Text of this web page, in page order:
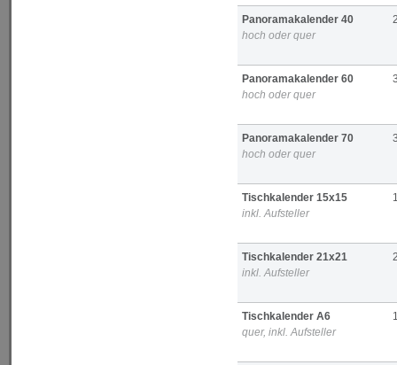
Panoramakalender 40
hoch oder quer
Panoramakalender 60
hoch oder quer
Panoramakalender 70
hoch oder quer
Tischkalender 15x15
inkl. Aufsteller
Tischkalender 21x21
inkl. Aufsteller
Tischkalender A6
quer, inkl. Aufsteller